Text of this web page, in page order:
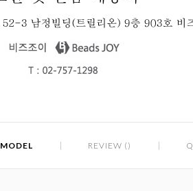
MODEL REVIEW ()